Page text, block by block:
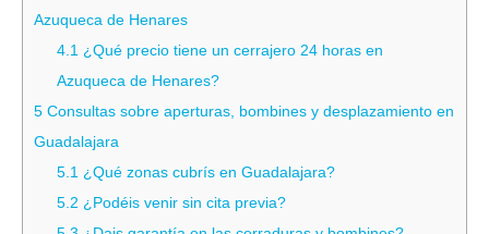
Azuqueca de Henares
4.1 ¿Qué precio tiene un cerrajero 24 horas en
Azuqueca de Henares?
5 Consultas sobre aperturas, bombines y desplazamiento en
Guadalajara
5.1 ¿Qué zonas cubrís en Guadalajara?
5.2 ¿Podéis venir sin cita previa?